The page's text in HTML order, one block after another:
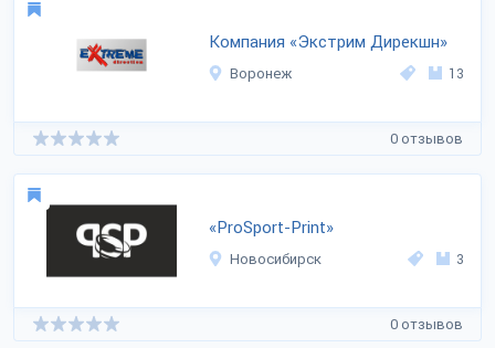
Компания «Экстрим Дирекшн»
Воронеж 13
0 отзывов
«ProSport-Print»
Новосибирск 3
0 отзывов